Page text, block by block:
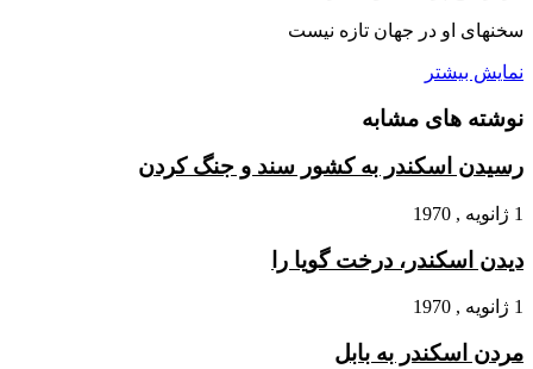
سخنهاى او در جهان تازه نیست‏
نمایش بیشتر
نوشته های مشابه
رسیدن اسکندر به کشور سند و جنگ کردن
1 ژانویه , 1970
دیدن اسکندر، درخت گویا را
1 ژانویه , 1970
مردن اسکندر به بابل